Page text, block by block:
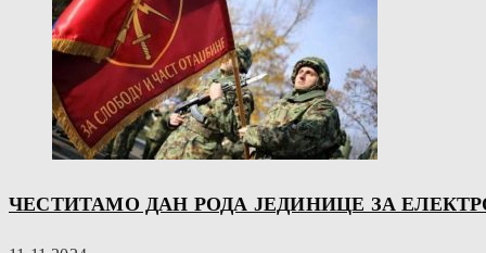
ЧЕСТИТАМО ДАН РОДА ЈЕДИНИЦЕ ЗА